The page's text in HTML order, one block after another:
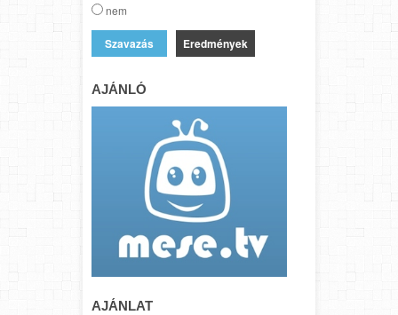
nem
Eredmények
AJÁNLÓ
AJÁNLAT